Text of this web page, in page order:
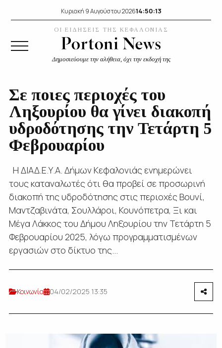
Κυριακή 9 Αυγούστου 202614:50:14
ΟΙ ΕΙΔΗΣΕΙΣ ΤΗΣ ΚΕΦΑΛΟΝΙΑΣ
Δημοσιεύουμε την αλήθεια, όχι την εκδοχή της
Σε ποιες περιοχές του
Ληξουρίου θα γίνει διακοπή
υδροδότησης την Τετάρτη 5
Φεβρουαρίου
Η ΔΙΑΔ.Ε.Υ.Α. Δήμων Κεφαλονιάς ενημερώνει
τους καταναλωτές ότι θα προβεί σε προσωρινή
διακοπή της υδροδότησης στις περιοχές Βουνί,
Μαντζαβινάτα, Σουλλάροι, Κουνόπετρα, Ξι και
Μέγα Λάκκος του Δήμου Ληξουρίου την Τετάρτη 5
Φεβρουαρίου 2025, λόγω προγραμματισμένων
εργασιών στο δίκτυο της...
Κοινωνία 04/02/2025 13:35